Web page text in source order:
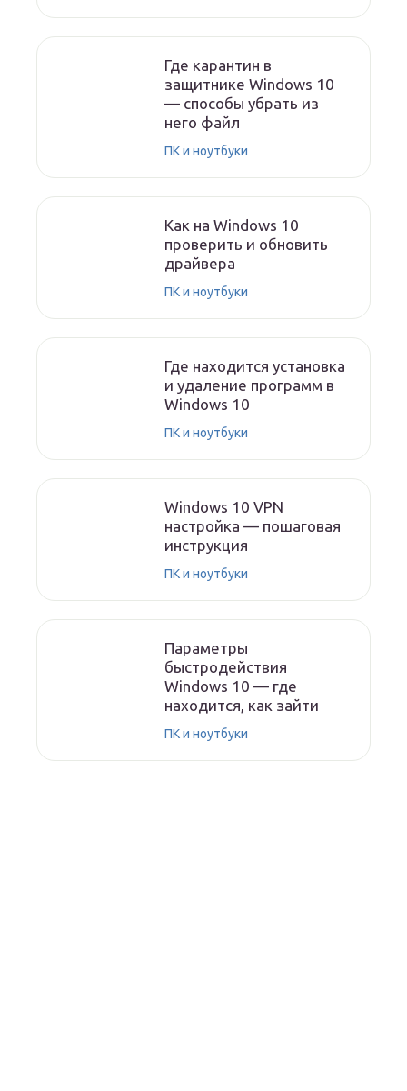
Где карантин в
защитнике Windows 10
— способы убрать из
него файл
ПК и ноутбуки
Как на Windows 10
проверить и обновить
драйвера
ПК и ноутбуки
Где находится установка
и удаление программ в
Windows 10
ПК и ноутбуки
Windows 10 VPN
настройка — пошаговая
инструкция
ПК и ноутбуки
Параметры
быстродействия
Windows 10 — где
находится, как зайти
ПК и ноутбуки